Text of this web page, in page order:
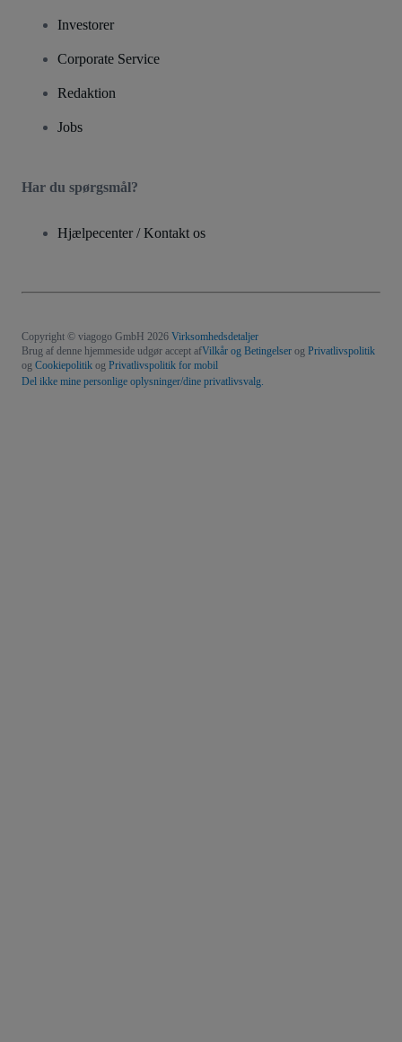
Investorer
Corporate Service
Redaktion
Jobs
Har du spørgsmål?
Hjælpecenter / Kontakt os
Copyright © viagogo GmbH 2026 Virksomhedsdetaljer
Brug af denne hjemmeside udgør accept afVilkår og Betingelser og Privatlivspolitik
og Cookiepolitik og Privatlivspolitik for mobil
Del ikke mine personlige oplysninger/dine privatlivsvalg.